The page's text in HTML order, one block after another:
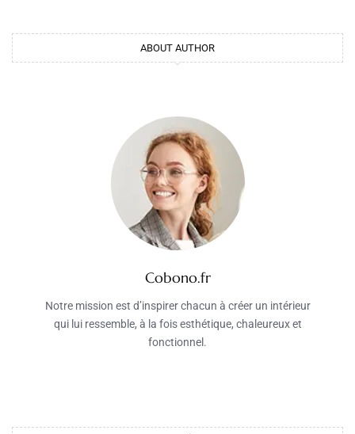
ABOUT AUTHOR
Cobono.fr
Notre mission est d’inspirer chacun à créer un intérieur
qui lui ressemble, à la fois esthétique, chaleureux et
fonctionnel.